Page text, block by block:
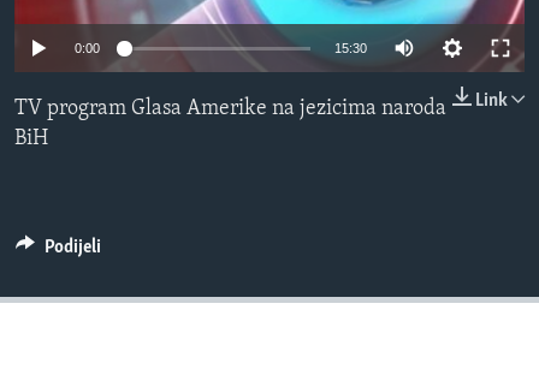
MAGAZIN
O GLASU AMERIKE
Learning English
Jezici
0:00 15:30
Link
TV program Glasa Amerike na jezicima naroda
BiH
Podijeli